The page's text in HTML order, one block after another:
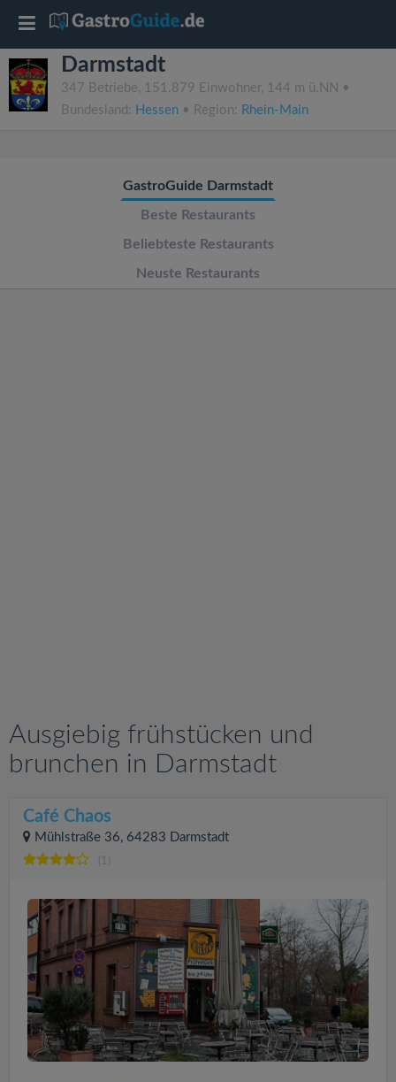
Darmstadt
347 Betriebe, 151.879 Einwohner, 144 m ü.NN •
Bundesland: Hessen • Region: Rhein-Main
GastroGuide Darmstadt
Beste Restaurants
Beliebteste Restaurants
Neuste Restaurants
Ausgiebig frühstücken und
brunchen in Darmstadt
Café Chaos
Mühlstraße 36, 64283 Darmstadt
(1)
T
o
g